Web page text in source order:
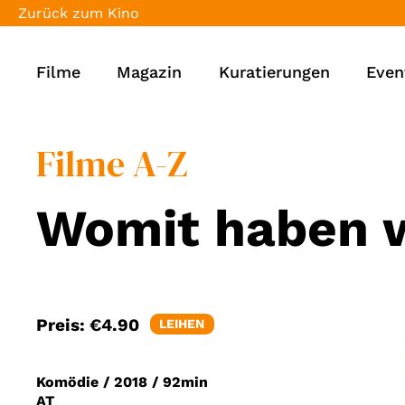
Zurück zum Kino
Filme Magazin Kuratierungen
Filme A-Z
Womit haben
Preis: €4.90 LEIHEN
Komödie / 2018 / 92min
AT